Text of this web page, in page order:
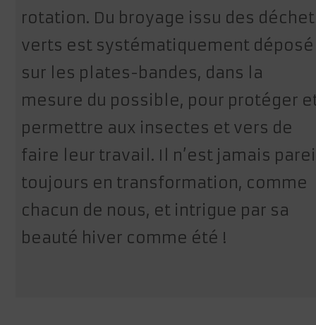
rotation. Du broyage issu des
verts est systématiquement déposé
sur les plates-bandes, dans la
mesure du possible, pour protéger
permettre aux insectes et vers de
faire leur travail. Il n’est jamais
toujours en transformation, comme
chacun de nous, et intrigue par sa
beauté hiver comme été !